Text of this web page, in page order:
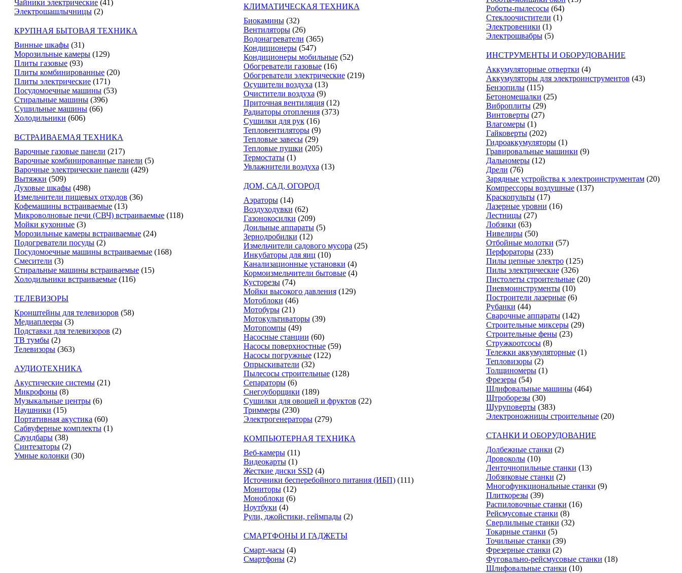
Чайники электрические (41)
Электрошашлычницы (2)
КРУПНАЯ БЫТОВАЯ ТЕХНИКА
Винные шкафы (31)
Морозильные камеры (129)
Плиты газовые (93)
Плиты комбинированные (20)
Плиты электрические (171)
Посудомоечные машины (53)
Стиральные машины (396)
Сушильные машины (66)
Холодильники (606)
ВСТРАИВАЕМАЯ ТЕХНИКА
Варочные газовые панели (217)
Варочные комбинированные панели (5)
Варочные электрические панели (429)
Вытяжки (509)
Духовые шкафы (498)
Измельчители пищевых отходов (36)
Кофемашины встраиваемые (13)
Микроволновые печи (СВЧ) встраиваемые (118)
Мойки кухонные (3)
Морозильные камеры встраиваемые (24)
Подогреватели посуды (2)
Посудомоечные машины встраиваемые (168)
Смесители (3)
Стиральные машины встраиваемые (15)
Холодильники встраиваемые (116)
ТЕЛЕВИЗОРЫ
Кронштейны для телевизоров (58)
Медиаплееры (3)
Подставки для телевизоров (2)
ТВ тумбы (2)
Телевизоры (363)
АУДИОТЕХНИКА
Акустические системы (21)
Микрофоны (8)
Музыкальные центры (6)
Наушники (15)
Портативная акустика (60)
Сабвуферные комплекты (1)
Саундбары (38)
Синтезаторы (2)
Умные колонки (30)
КЛИМАТИЧЕСКАЯ ТЕХНИКА
Биокамины (32)
Вентиляторы (26)
Водонагреватели (365)
Кондиционеры (547)
Кондиционеры мобильные (52)
Обогреватели газовые (16)
Обогреватели электрические (219)
Осушители воздуха (13)
Очистители воздуха (9)
Приточная вентиляция (12)
Радиаторы отопления (373)
Сушилки для рук (16)
Тепловентиляторы (9)
Тепловые завесы (29)
Тепловые пушки (205)
Термостаты (1)
Увлажнители воздуха (13)
ДОМ, САД, ОГОРОД
Аэраторы (14)
Воздуходувки (62)
Газонокосилки (209)
Доильные аппараты (5)
Зернодробилки (12)
Измельчители садового мусора (25)
Инкубаторы для яиц (10)
Канализационные установки (4)
Кормоизмельчители бытовые (4)
Кусторезы (74)
Мойки высокого давления (129)
Мотоблоки (46)
Мотобуры (21)
Мотокультиваторы (39)
Мотопомпы (49)
Насосные станции (60)
Насосы поверхностные (59)
Насосы погружные (122)
Опрыскиватели (32)
Пылесосы строительные (128)
Сепараторы (6)
Снегоуборщики (189)
Сушилки для овощей и фруктов (22)
Триммеры (230)
Электрогенераторы (279)
КОМПЬЮТЕРНАЯ ТЕХНИКА
Веб-камеры (11)
Видеокарты (1)
Жесткие диски SSD (4)
Источники бесперебойного питания (ИБП) (111)
Мониторы (12)
Моноблоки (6)
Ноутбуки (4)
Рули, джойстики, геймпады (2)
СМАРТФОНЫ И ГАДЖЕТЫ
Смарт-часы (4)
Смартфоны (2)
Роботы-пылесосы (64)
Стеклоочистители (1)
Электровеники (1)
Электрошвабры (5)
ИНСТРУМЕНТЫ И ОБОРУДОВАНИЕ
Аккумуляторные отвертки (4)
Аккумуляторы для электроинструментов (43)
Бензопилы (115)
Бетономешалки (25)
Виброплиты (29)
Винтоверты (27)
Влагомеры (1)
Гайковерты (202)
Гидроаккумуляторы (1)
Гравировальные машинки (9)
Дальномеры (12)
Дрели (76)
Зарядные устройства к электроинструментам (20)
Компрессоры воздушные (137)
Краскопульты (17)
Лазерные уровни (16)
Лестницы (27)
Лобзики (63)
Нивелиры (50)
Отбойные молотки (57)
Перфораторы (233)
Пилы цепные электро (125)
Пилы электрические (326)
Пистолеты строительные (20)
Пневмоинструменты (10)
Построители лазерные (6)
Рубанки (44)
Сварочные аппараты (142)
Строительные миксеры (29)
Строительные фены (23)
Стружкоотсосы (8)
Тележки аккумуляторные (1)
Тепловизоры (2)
Толщиномеры (1)
Фрезеры (54)
Шлифовальные машины (464)
Штроборезы (30)
Шуруповерты (383)
Электроножницы строительные (20)
СТАНКИ И ОБОРУДОВАНИЕ
Долбежные станки (2)
Дровоколы (10)
Ленточнопильные станки (13)
Лобзиковые станки (2)
Многофункциональные станки (9)
Плиткорезы (39)
Распиловочные станки (16)
Рейсмусовые станки (8)
Сверлильные станки (32)
Токарные станки (5)
Точильные станки (39)
Фрезерные станки (2)
Фуговально-рейсмусовые станки (18)
Шлифовальные станки (10)